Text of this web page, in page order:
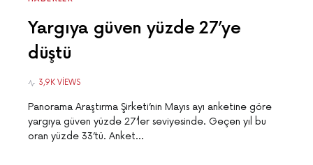
Yargıya güven yüzde 27’ye
düştü
3,9K VIEWS
Panorama Araştırma Şirketi’nin Mayıs ayı anketine göre
yargıya güven yüzde 27’ler seviyesinde. Geçen yıl bu
oran yüzde 33’tü. Anket…